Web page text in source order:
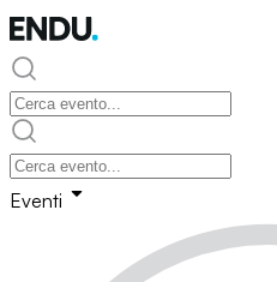
Eventi